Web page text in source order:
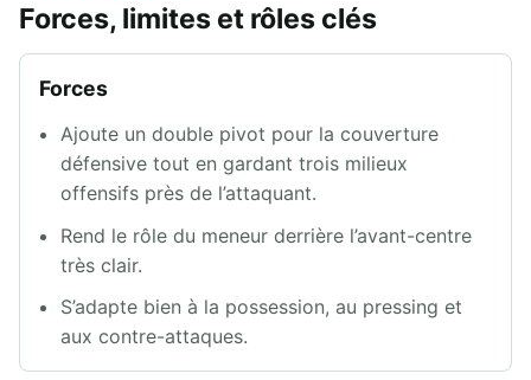
Forces, limites et rôles clés
Forces
Ajoute un double pivot pour la couverture
défensive tout en gardant trois milieux
offensifs près de l’attaquant.
Rend le rôle du meneur derrière l’avant-centre
très clair.
S’adapte bien à la possession, au pressing et
aux contre-attaques.